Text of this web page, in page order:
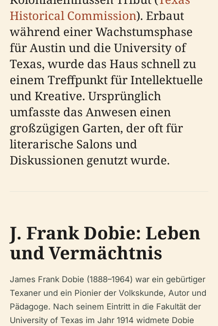
Historical Commission). Erbaut
während einer Wachstumsphase
für Austin und die University of
Texas, wurde das Haus schnell zu
einem Treffpunkt für Intellektuelle
und Kreative. Ursprünglich
umfasste das Anwesen einen
großzügigen Garten, der oft für
literarische Salons und
Diskussionen genutzt wurde.
J. Frank Dobie: Leben
und Vermächtnis
James Frank Dobie (1888–1964) war ein gebürtiger
Texaner und ein Pionier der Volkskunde, Autor und
Pädagoge. Nach seinem Eintritt in die Fakultät der
University of Texas im Jahr 1914 widmete Dobie